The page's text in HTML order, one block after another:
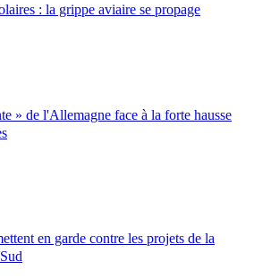
: la grippe aviaire se propage
» de l'Allemagne face à la forte hausse
en garde contre les projets de la